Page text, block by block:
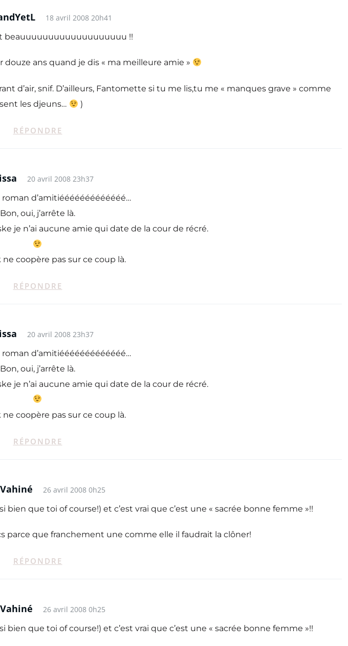
18 avril 2008 20h41
beauuuuuuuuuuuuuuuuuuu !!
douze ans quand je dis « ma meilleure amie »
d’air, snif. D’ailleurs, Fantomette si tu me lis,tu me « manques grave » comme
les djeuns…
)
RÉPONDRE
20 avril 2008 23h37
roman d’amitiééééééééééééé…
Bon, oui, j’arrête là.
je n’ai aucune amie qui date de la cour de récré.
ne coopère pas sur ce coup là.
RÉPONDRE
20 avril 2008 23h37
roman d’amitiééééééééééééé…
Bon, oui, j’arrête là.
je n’ai aucune amie qui date de la cour de récré.
ne coopère pas sur ce coup là.
RÉPONDRE
26 avril 2008 0h25
que toi of course!) et c’est vrai que c’est une « sacrée bonne femme »!!
parce que franchement une comme elle il faudrait la clôner!
RÉPONDRE
26 avril 2008 0h25
que toi of course!) et c’est vrai que c’est une « sacrée bonne femme »!!